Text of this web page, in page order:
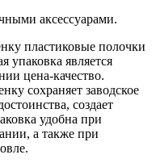
аксессуарами.
пластиковые полочки
упаковка является
цена-качество.
сохраняет заводское
создает
удобна при
а также при